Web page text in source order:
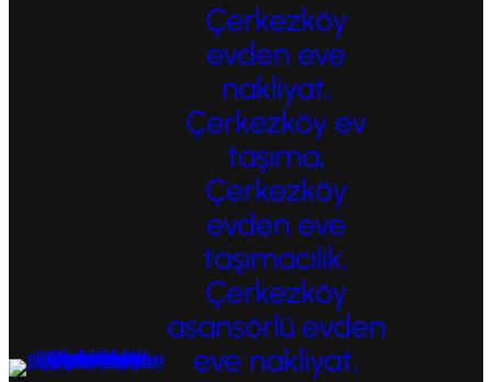
Çerkezköy
evden eve
nakliyat,
Çerkezköy ev
taşıma,
Çerkezköy
evden eve
taşımacılık,
Çerkezköy
asansörlü evden
eve nakliyat,